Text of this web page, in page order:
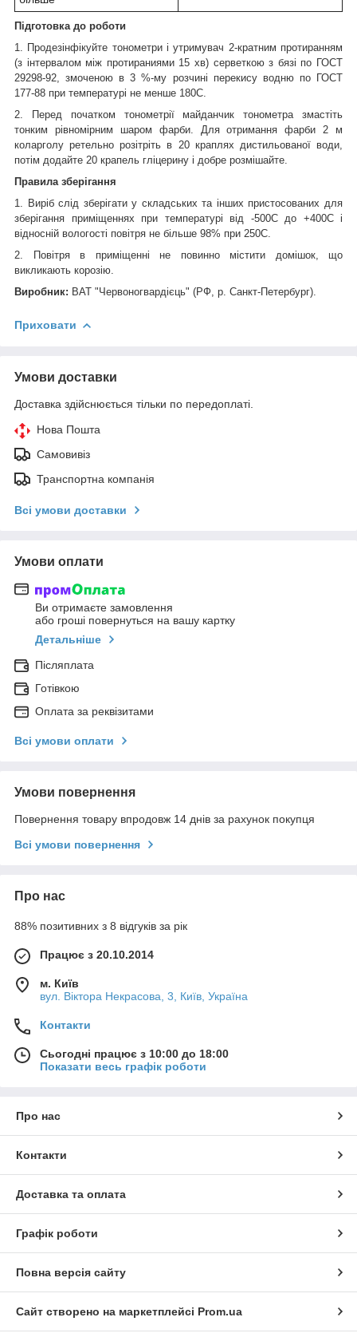
Підготовка до роботи
1. Продезінфікуйте тонометри і утримувач 2-кратним протиранням
(з інтервалом між протираниями 15 хв) серветкою з бязі по ГОСТ
29298-92, змоченою в 3 %-му розчині перекису водню по ГОСТ
177-88 при температурі не менше 180С.
2. Перед початком тонометрії майданчик тонометра змастіть
тонким рівномірним шаром фарби. Для отримання фарби 2 м
коларголу ретельно розітріть в 20 краплях дистильованої води,
потім додайте 20 крапель гліцерину і добре розмішайте.
Правила зберігання
1. Виріб слід зберігати у складських та інших пристосованих для
зберігання приміщеннях при температурі від -500С до +400С і
відносній вологості повітря не більше 98% при 250С.
2. Повітря в приміщенні не повинно містити домішок, що
викликають корозію.
Виробник: ВАТ "Червоногвардієць" (РФ, р. Санкт-Петербург).
Приховати
Умови доставки
Доставка здійснюється тільки по передоплаті.
Нова Пошта
Самовивіз
Транспортна компанія
Всі умови доставки
Умови оплати
Ви отримаєте замовлення
або гроші повернуться на вашу картку
Детальніше
Післяплата
Готівкою
Оплата за реквізитами
Всі умови оплати
Умови повернення
Повернення товару впродовж 14 днів за рахунок покупця
Всі умови повернення
Про нас
88% позитивних з 8 відгуків за рік
Працює з 20.10.2014
м. Київ
вул. Вiктора Некрасова, 3, Київ, Україна
Контакти
Сьогодні працює з 10:00 до 18:00
Показати весь графік роботи
Про нас
Контакти
Доставка та оплата
Графік роботи
Повна версія сайту
Сайт створено на маркетплейсі Prom.ua